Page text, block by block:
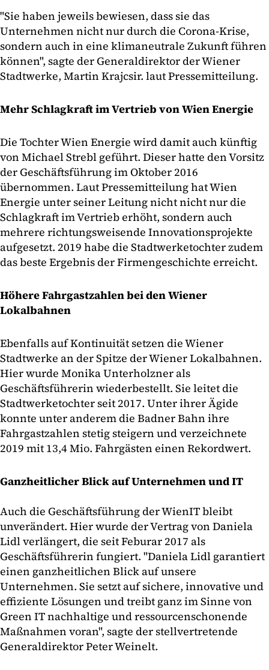
"Sie haben jeweils bewiesen, dass sie das
Unternehmen nicht nur durch die Corona-Krise,
sondern auch in eine klimaneutrale Zukunft führen
können", sagte der Generaldirektor der Wiener
Stadtwerke, Martin Krajcsir. laut Pressemitteilung.
Mehr Schlagkraft im Vertrieb von Wien Energie
Die Tochter Wien Energie wird damit auch künftig
von Michael Strebl geführt. Dieser hatte den Vorsitz
der Geschäftsführung im Oktober 2016
übernommen. Laut Pressemitteilung hat Wien
Energie unter seiner Leitung nicht nicht nur die
Schlagkraft im Vertrieb erhöht, sondern auch
mehrere richtungsweisende Innovationsprojekte
aufgesetzt. 2019 habe die Stadtwerketochter zudem
das beste Ergebnis der Firmengeschichte erreicht.
Höhere Fahrgastzahlen bei den Wiener
Lokalbahnen
Ebenfalls auf Kontinuität setzen die Wiener
Stadtwerke an der Spitze der Wiener Lokalbahnen.
Hier wurde Monika Unterholzner als
Geschäftsführerin wiederbestellt. Sie leitet die
Stadtwerketochter seit 2017. Unter ihrer Ägide
konnte unter anderem die Badner Bahn ihre
Fahrgastzahlen stetig steigern und verzeichnete
2019 mit 13,4 Mio. Fahrgästen einen Rekordwert.
Ganzheitlicher Blick auf Unternehmen und IT
Auch die Geschäftsführung der WienIT bleibt
unverändert. Hier wurde der Vertrag von Daniela
Lidl verlängert, die seit Feburar 2017 als
Geschäftsführerin fungiert. "Daniela Lidl garantiert
einen ganzheitlichen Blick auf unsere
Unternehmen. Sie setzt auf sichere, innovative und
effiziente Lösungen und treibt ganz im Sinne von
Green IT nachhaltige und ressourcenschonende
Maßnahmen voran", sagte der stellvertretende
Generaldirektor Peter Weinelt.